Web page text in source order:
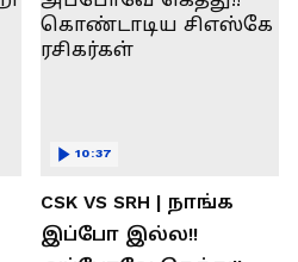
CSK VS SRH | நாங்க
இப்போ இல்ல!!
10:37